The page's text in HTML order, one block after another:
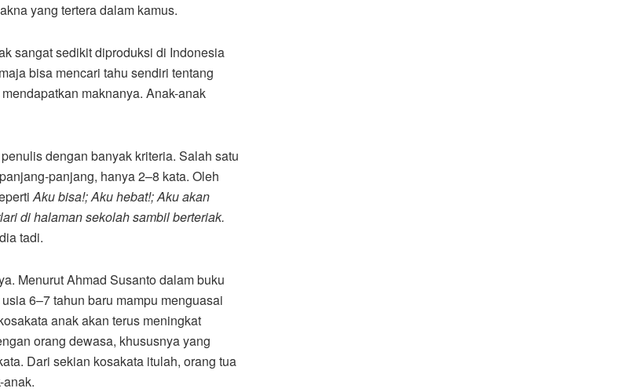
yang tertera dalam kamus.
sangat sedikit diproduksi di Indonesia
bisa mencari tahu sendiri tentang
maknanya. Anak-anak
dengan banyak kriteria. Salah satu
panjang, hanya 2–8 kata. Oleh
Aku bisa!; Aku hebat!; Aku akan
di halaman sekolah sambil berteriak.
tadi.
Menurut Ahmad Susanto dalam buku
6–7 tahun baru mampu menguasai
anak akan terus meningkat
orang dewasa, khususnya yang
Dari sekian kosakata itulah, orang tua